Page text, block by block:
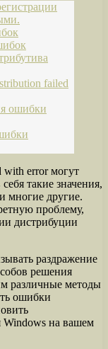
failed
ошибки
error могут
такие значения,
многие другие.
проблему,
дистрибуции
раздражение
решения
различные методы
ошибки
Windows на вашем